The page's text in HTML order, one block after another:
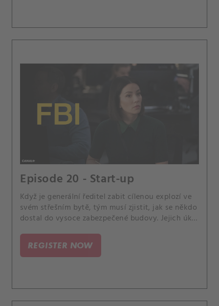
Episode 20 - Start-up
Když je generální ředitel zabit cílenou explozí ve
svém střešním bytě, tým musí zjistit, jak se někdo
dostal do vysoce zabezpečené budovy. Jejich úkol
může být dílem umělé inteligence.
REGISTER NOW